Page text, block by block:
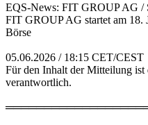
EQS-News: FIT GROUP AG /
FIT GROUP AG startet am 18.
Börse
05.06.2026 / 18:15 CET/CEST
Für den Inhalt der Mitteilung ist
verantwortlich.